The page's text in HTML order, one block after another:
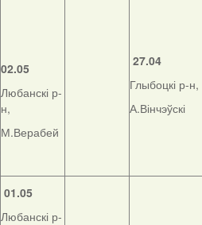
02.05
Любанскі р-
н,
М.Верабей
27.04
Глыбоцкі р-н,
А.Вінчэўскі
01.05
Любанскі р-